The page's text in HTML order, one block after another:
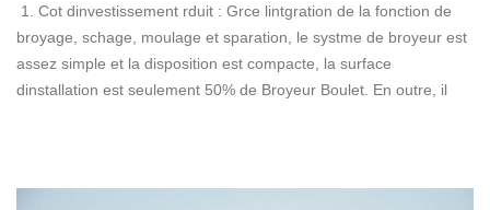
1. Cot dinvestissement rduit : Grce lintgration de la fonction de
broyage, schage, moulage et sparation, le systme de broyeur est
assez simple et la disposition est compacte, la surface
dinstallation est seulement 50% de Broyeur Boulet. En outre, il